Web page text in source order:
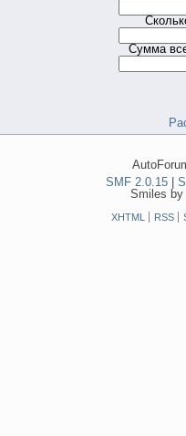
Сумма
SMF 2.0.15
Smiles
XHTML RSS